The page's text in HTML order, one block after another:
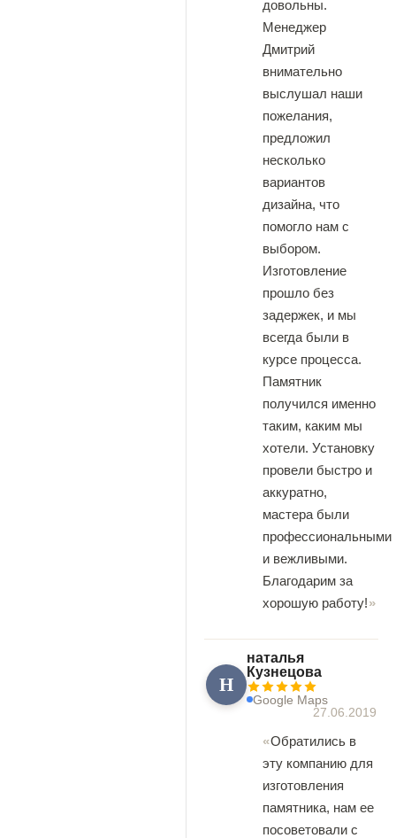
довольны.
Менеджер
Дмитрий
внимательно
выслушал наши
пожелания,
предложил
несколько
вариантов
дизайна, что
помогло нам с
выбором.
Изготовление
прошло без
задержек, и мы
всегда были в
курсе процесса.
Памятник
получился именно
таким, каким мы
хотели. Установку
провели быстро и
аккуратно,
мастера были
профессиональными
и вежливыми.
Благодарим за
хорошую работу!
Н
наталья
Кузнецова
Google Maps
27.06.2019
Обратились в
эту компанию для
изготовления
памятника, нам ее
посоветовали с